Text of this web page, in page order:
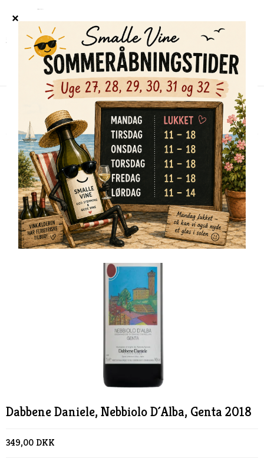
Shop / Alle vine /
Dabbene Daniele, Nebbiolo D´Alba, Genta 2018
Dabbene Daniele, Nebbiolo D´Alba, Genta 2018
349,00 DKK